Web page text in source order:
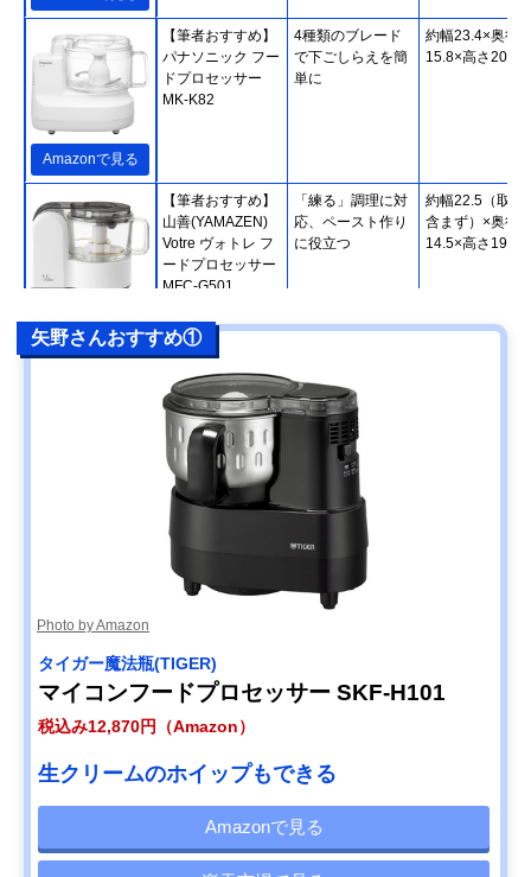
Amazonで見る
【筆者おすすめ】‎
パナソニック フー
ドプロセッサー
MK-K82
4種類のブレード
で下ごしらえを簡
単に
約幅23.4×奥行
15.8×高さ
Amazonで見る
【筆者おすすめ】
山善(YAMAZEN)
Votre ヴォトレ フ
ードプロセッサー
MFC-G501
「練る」調理に対
応、ペースト作り
に役立つ
約幅22.5（取っ
含まず）×奥行
14.5×高さ
め】ティファール
(T-fal) ミニプロ ル
ビーレッド プラス
MB601
作動防止設計
【筆者おすすめ】
Cuisinart(クイジ
ナート) フードプ
ロセッサー DLC-
生地こねもできる
ハイパワー
矢野さんおすすめ①
Photo by Amazon
タイガー魔法瓶(TIGER)
マイコンフードプロセッサー SKF-H101
税込み12,870円（Amazon）
生クリームのホイップもできる
Amazonで見る